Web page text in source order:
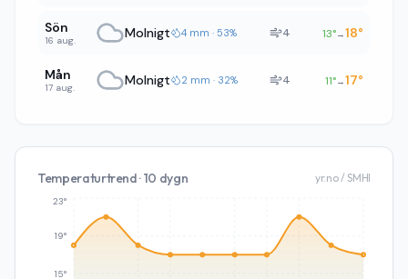
Sön
16 aug. Molnigt 4 mm · 53% 4 13°→18°
Mån
17 aug. Molnigt 2 mm · 32% 4 11°→17°
Temperaturtrend · 10 dygn yr.no / SMHI
15°
19°
23°